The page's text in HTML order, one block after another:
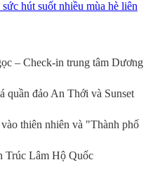
hút suốt nhiều mùa hè liên
– Check-in trung tâm Dương
quần đảo An Thới và Sunset
thiên nhiên và "Thành phố
Trúc Lâm Hộ Quốc